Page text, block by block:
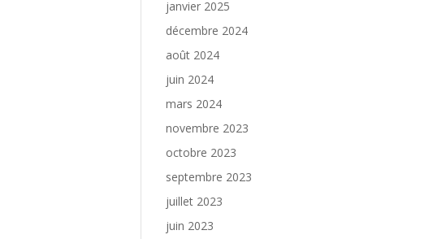
janvier 2025
décembre 2024
août 2024
juin 2024
mars 2024
novembre 2023
octobre 2023
septembre 2023
juillet 2023
juin 2023